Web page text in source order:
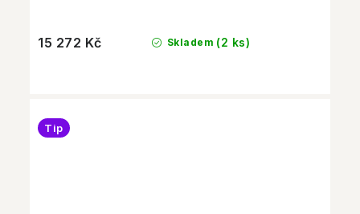
Skladem (2 ks)
15 272 Kč
Tip